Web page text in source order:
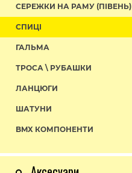
СЕРЕЖКИ НА РАМУ (ПІВЕНЬ)
СПИЦІ
ГАЛЬМА
ТРОСА \ РУБАШКИ
ЛАНЦЮГИ
ШАТУНИ
BMX КОМПОНЕНТИ